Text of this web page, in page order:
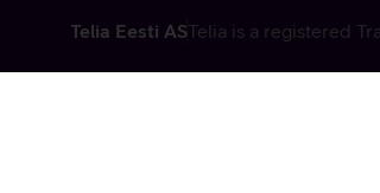
Telia Eesti ASTelia is a registered